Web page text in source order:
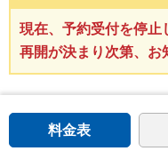
現在、予約受付を停止
再開が決まり次第、お
料金表